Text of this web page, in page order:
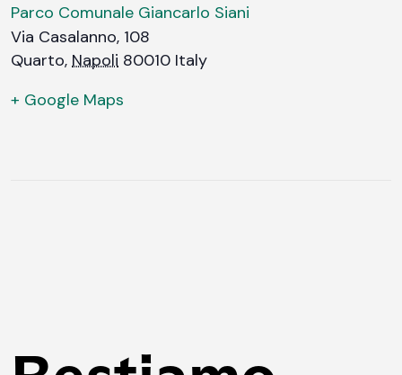
Parco Comunale Giancarlo Siani
Via Casalanno, 108
Quarto, Napoli 80010 Italy
+ Google Maps